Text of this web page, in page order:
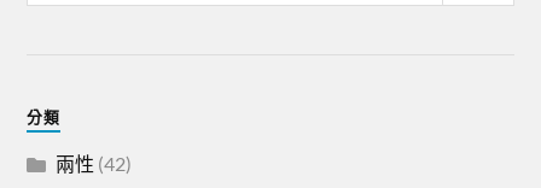
分類
兩性 (42)